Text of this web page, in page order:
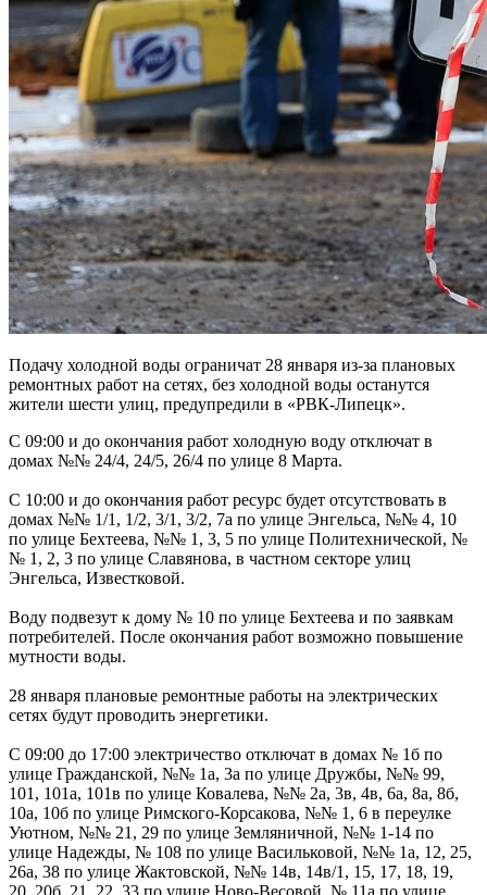
Подачу холодной воды ограничат 28 января из-за плановых
ремонтных работ на сетях, без холодной воды останутся
жители шести улиц, предупредили в «РВК-Липецк».
С 09:00 и до окончания работ холодную воду отключат в
домах №№ 24/4, 24/5, 26/4 по улице 8 Марта.
С 10:00 и до окончания работ ресурс будет отсутствовать в
домах №№ 1/1, 1/2, 3/1, 3/2, 7а по улице Энгельса, №№ 4, 10
по улице Бехтеева, №№ 1, 3, 5 по улице Политехнической, №
№ 1, 2, 3 по улице Славянова, в частном секторе улиц
Энгельса, Известковой.
Воду подвезут к дому № 10 по улице Бехтеева и по заявкам
потребителей. После окончания работ возможно повышение
мутности воды.
28 января плановые ремонтные работы на электрических
сетях будут проводить энергетики.
С 09:00 до 17:00 электричество отключат в домах № 1б по
улице Гражданской, №№ 1а, 3а по улице Дружбы, №№ 99,
101, 101а, 101в по улице Ковалева, №№ 2а, 3в, 4в, 6а, 8а, 8б,
10а, 10б по улице Римского-Корсакова, №№ 1, 6 в переулке
Уютном, №№ 21, 29 по улице Земляничной, №№ 1-14 по
улице Надежды, № 108 по улице Васильковой, №№ 1а, 12, 25,
26а, 38 по улице Жактовской, №№ 14в, 14в/1, 15, 17, 18, 19,
20, 20б, 21, 22, 33 по улице Ново-Весовой, № 11а по улице